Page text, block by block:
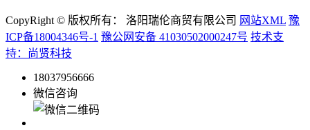
CopyRight © 版权所有： 洛阳瑞伦商贸有限公司 网站XML 豫
ICP备18004346号-1 豫公网安备 41030502000247号 技术支
持：尚贤科技
18037956666
微信咨询